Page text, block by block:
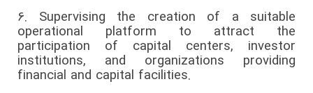
6. Supervising the creation of a suitable
operational platform to attract the
participation of capital centers, investor
institutions, and organizations providing
financial and capital facilities.